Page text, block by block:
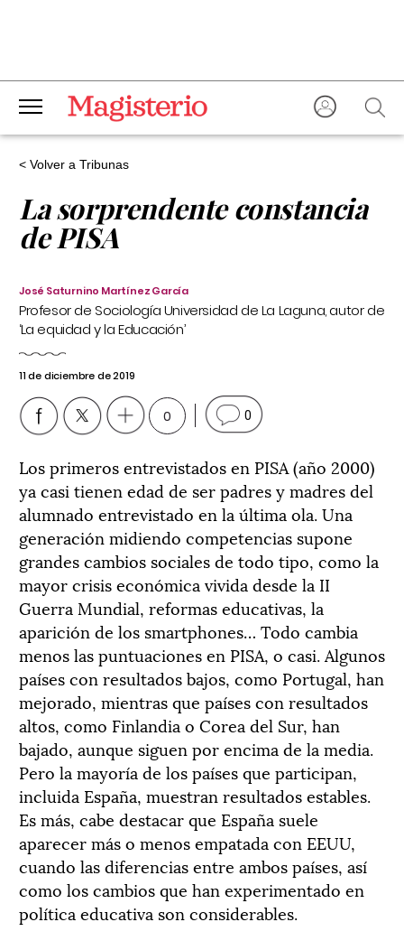
< Volver a Tribunas
La sorprendente constancia
de PISA
José Saturnino Martínez García
Profesor de Sociología Universidad de La Laguna, autor de
‘La equidad y la Educación’
11 de diciembre de 2019
0 0
Los primeros entrevistados en PISA (año 2000)
ya casi tienen edad de ser padres y madres del
alumnado entrevistado en la última ola. Una
generación midiendo competencias supone
grandes cambios sociales de todo tipo, como la
mayor crisis económica vivida desde la II
Guerra Mundial, reformas educativas, la
aparición de los smartphones… Todo cambia
menos las puntuaciones en PISA, o casi. Algunos
países con resultados bajos, como Portugal, han
mejorado, mientras que países con resultados
altos, como Finlandia o Corea del Sur, han
bajado, aunque siguen por encima de la media.
Pero la mayoría de los países que participan,
incluida España, muestran resultados estables.
Es más, cabe destacar que España suele
aparecer más o menos empatada con EEUU,
cuando las diferencias entre ambos países, así
como los cambios que han experimentado en
política educativa son considerables.